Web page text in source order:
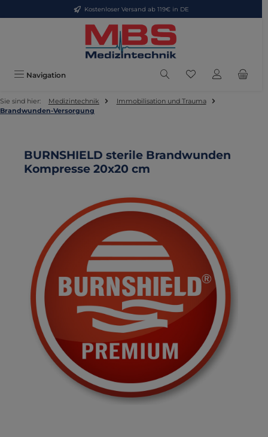
Zum Hauptinhalt springenKostenloser Versand ab 119€ in DE
Navigation Du hast 0
Sie sind hier: Medizintechnik
Immobilisation und Trauma
Brandwunden-Versorgung
BURNSHIELD sterile Brandwunden
Kompresse 20x20 cm